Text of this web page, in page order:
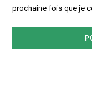
prochaine fois que je